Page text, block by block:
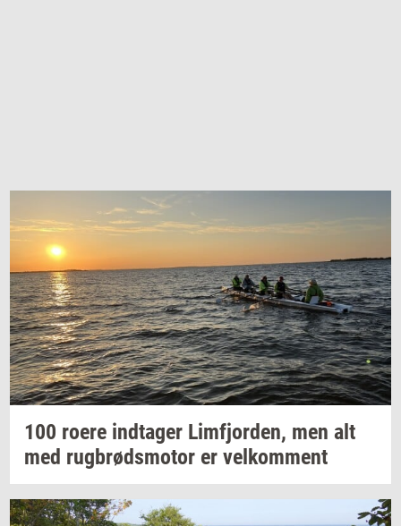
100 roere ind­ta­ger Lim­fjor­den, men alt
med rug­brøds­mo­tor er vel­kom­ment